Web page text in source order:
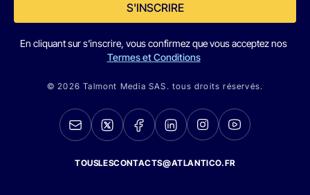
S'INSCRIRE
En cliquant sur s'inscrire, vous confirmez que vous acceptez nos
Termes et Conditions
© 2026 Talmont Media SAS. tous droits réservés.
TOUSLESCONTACTS@ATLANTICO.FR